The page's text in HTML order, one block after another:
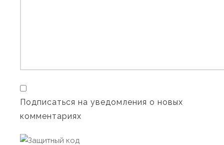
Подписаться на уведомления о новых
комментариях